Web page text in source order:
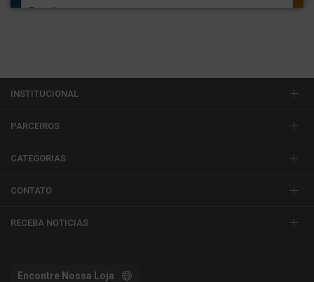
INSTITUCIONAL
PARCEIROS
CATEGORIAS
CONTATO
RECEBA NOTICIAS
Encontre Nossa Loja